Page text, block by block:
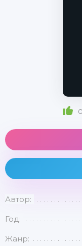
0
Автор:
Год:
Жанр: